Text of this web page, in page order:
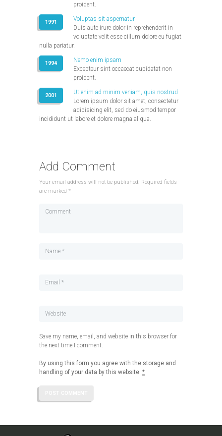
proident.
1991
Voluptas sit aspernatur
Duis aute irure dolor in reprehenderit in
voluptate velit esse cillum dolore eu fugiat
nulla pariatur.
1994
Nemo enim ipsam
Excepteur sint occaecat cupidatat non
proident.
2001
Ut enim ad minim veniam, quis nostrud
Lorem ipsum dolor sit amet, consectetur
adipisicing elit, sed do eiusmod tempor
incididunt ut labore et dolore magna aliqua.
Add Comment
Your email address will not be published. Required fields
are marked *
Save my name, email, and website in this browser for
the next time I comment.
By using this form you agree with the storage and
handling of your data by this website. *